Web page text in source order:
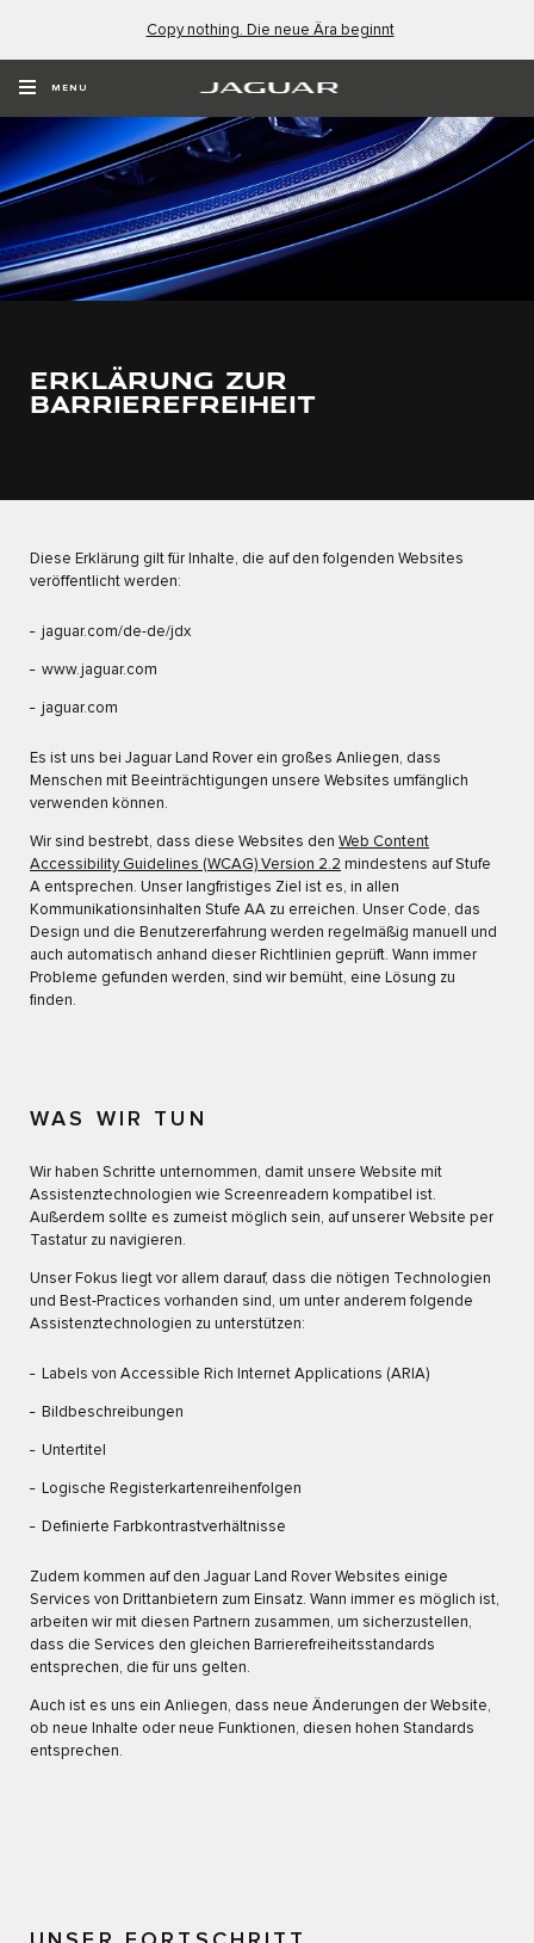
Copy nothing. Die neue Ära beginnt
MENU
ERKLÄRUNG ZUR
BARRIEREFREIHEIT
Diese Erklärung gilt für Inhalte, die auf den folgenden Websites
veröffentlicht werden:
jaguar.com/de-de/jdx
www.jaguar.com
jaguar.com
Es ist uns bei Jaguar Land Rover ein großes Anliegen, dass
Menschen mit Beeinträchtigungen unsere Websites umfänglich
verwenden können.
Wir sind bestrebt, dass diese Websites den Web Content
Accessibility Guidelines (WCAG) Version 2.2 mindestens auf Stufe
A entsprechen. Unser langfristiges Ziel ist es, in allen
Kommunikationsinhalten Stufe AA zu erreichen. Unser Code, das
Design und die Benutzererfahrung werden regelmäßig manuell und
auch automatisch anhand dieser Richtlinien geprüft. Wann immer
Probleme gefunden werden, sind wir bemüht, eine Lösung zu
finden.
WAS WIR TUN
Wir haben Schritte unternommen, damit unsere Website mit
Assistenztechnologien wie Screenreadern kompatibel ist.
Außerdem sollte es zumeist möglich sein, auf unserer Website per
Tastatur zu navigieren.
Unser Fokus liegt vor allem darauf, dass die nötigen Technologien
und Best-Practices vorhanden sind, um unter anderem folgende
Assistenztechnologien zu unterstützen:
Labels von Accessible Rich Internet Applications (ARIA)
Bildbeschreibungen
Untertitel
Logische Registerkartenreihenfolgen
Definierte Farbkontrastverhältnisse
Zudem kommen auf den Jaguar Land Rover Websites einige
Services von Drittanbietern zum Einsatz. Wann immer es möglich ist,
arbeiten wir mit diesen Partnern zusammen, um sicherzustellen,
dass die Services den gleichen Barrierefreiheitsstandards
entsprechen, die für uns gelten.
Auch ist es uns ein Anliegen, dass neue Änderungen der Website,
ob neue Inhalte oder neue Funktionen, diesen hohen Standards
entsprechen.